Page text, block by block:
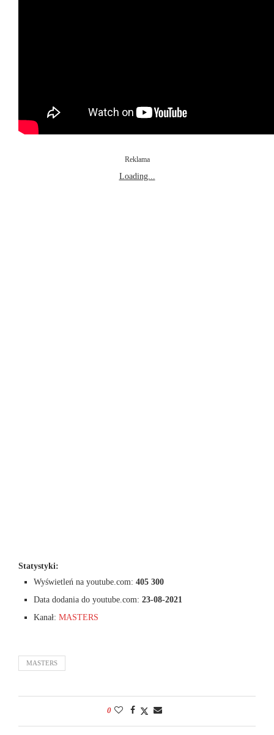
Reklama
Loading...
Statystyki:
Wyświetleń na youtube.com: 405 300
Data dodania do youtube.com: 23-08-2021
Kanał: MASTERS
MASTERS
0